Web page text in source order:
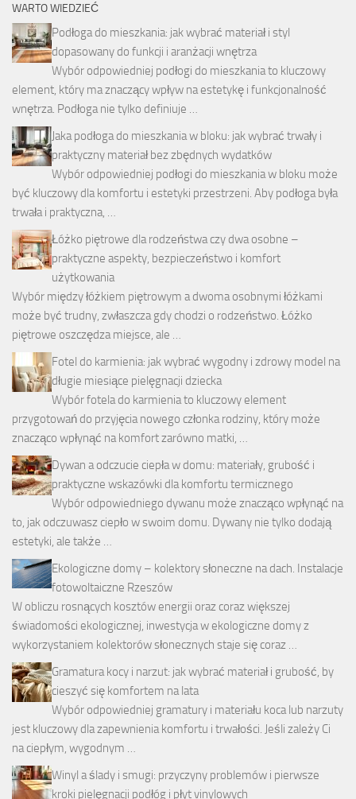
WARTO WIEDZIEĆ
Podłoga do mieszkania: jak wybrać materiał i styl
dopasowany do funkcji i aranżacji wnętrza
Wybór odpowiedniej podłogi do mieszkania to kluczowy
element, który ma znaczący wpływ na estetykę i funkcjonalność
wnętrza. Podłoga nie tylko definiuje …
Jaka podłoga do mieszkania w bloku: jak wybrać trwały i
praktyczny materiał bez zbędnych wydatków
Wybór odpowiedniej podłogi do mieszkania w bloku może
być kluczowy dla komfortu i estetyki przestrzeni. Aby podłoga była
trwała i praktyczna, …
Łóżko piętrowe dla rodzeństwa czy dwa osobne –
praktyczne aspekty, bezpieczeństwo i komfort
użytkowania
Wybór między łóżkiem piętrowym a dwoma osobnymi łóżkami
może być trudny, zwłaszcza gdy chodzi o rodzeństwo. Łóżko
piętrowe oszczędza miejsce, ale …
Fotel do karmienia: jak wybrać wygodny i zdrowy model na
długie miesiące pielęgnacji dziecka
Wybór fotela do karmienia to kluczowy element
przygotowań do przyjęcia nowego członka rodziny, który może
znacząco wpłynąć na komfort zarówno matki, …
Dywan a odczucie ciepła w domu: materiały, grubość i
praktyczne wskazówki dla komfortu termicznego
Wybór odpowiedniego dywanu może znacząco wpłynąć na
to, jak odczuwasz ciepło w swoim domu. Dywany nie tylko dodają
estetyki, ale także …
Ekologiczne domy – kolektory słoneczne na dach. Instalacje
fotowoltaiczne Rzeszów
W obliczu rosnących kosztów energii oraz coraz większej
świadomości ekologicznej, inwestycja w ekologiczne domy z
wykorzystaniem kolektorów słonecznych staje się coraz …
Gramatura kocy i narzut: jak wybrać materiał i grubość, by
cieszyć się komfortem na lata
Wybór odpowiedniej gramatury i materiału koca lub narzuty
jest kluczowy dla zapewnienia komfortu i trwałości. Jeśli zależy Ci
na ciepłym, wygodnym …
Winyl a ślady i smugi: przyczyny problemów i pierwsze
kroki pielęgnacji podłóg i płyt vinylowych